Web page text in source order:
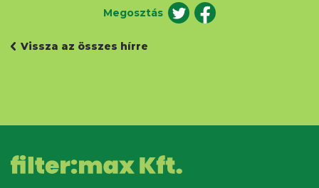
Vissza az összes hírre
Megosztás